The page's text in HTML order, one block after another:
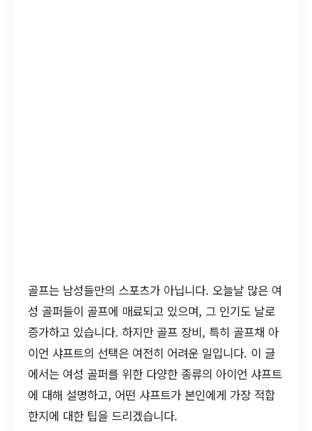
골프는 남성들만의 스포츠가 아닙니다. 오늘날 많은 여
성 골퍼들이 골프에 매료되고 있으며, 그 인기도 날로
증가하고 있습니다. 하지만 골프 장비, 특히 골프채 아
이언 샤프트의 선택은 여전히 어려운 일입니다. 이 글
에서는 여성 골퍼를 위한 다양한 종류의 아이언 샤프트
에 대해 설명하고, 어떤 샤프트가 본인에게 가장 적합
한지에 대한 팁을 드리겠습니다.